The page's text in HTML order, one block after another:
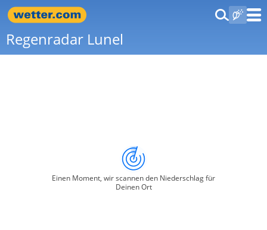
Regenradar Lunel
Einen Moment, wir scannen den Niederschlag für
Deinen Ort